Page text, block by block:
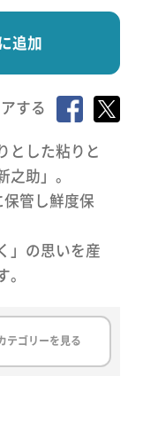
追加
する
とした粘りと
助」。
管し鮮度保
」の思いを産
テゴリーを見る